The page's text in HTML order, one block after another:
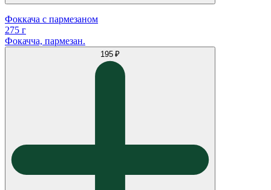
Фоккача с пармезаном
275 г
Фокачча, пармезан.
195 ₽